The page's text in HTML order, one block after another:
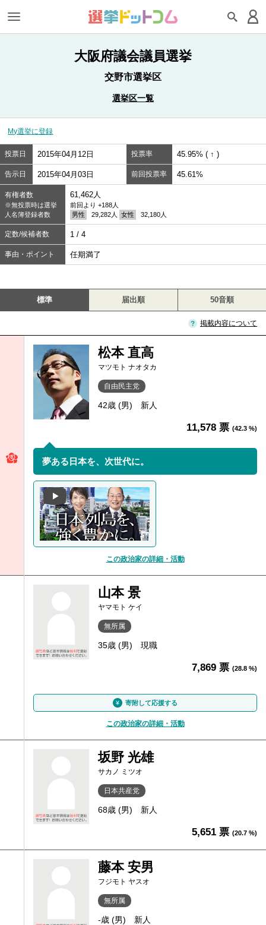
大阪府議会議員選挙
交野市選挙区
選挙区一覧
My選挙に登録
投票日 2015年04月12日 投票率 45.95% ( ↑ )
告示日 2015年04月03日 前回投票率 45.61%
有権者数
※無投票時は選挙
人名簿登録者数
61,462人
前回より +188人
男性
29,282人 女性 32,180人
定数/候補者数 1 / 4
事由・ポイント 任期満了
標準 届出順 50音順
掲載内容について
松本 直高
マツモト ナオタカ
自由民主党
42歳 (男) 新人
11,578 票 (42.3 %)
夢ある日本を、次世代に。
この政治家の詳細・活動
山本 景
ヤマモト ケイ
無所属
35歳 (男) 現職
7,869 票 (28.8 %)
寄附して応援する
この政治家の詳細・活動
坂野 光雄
サカノ ミツオ
日本共産党
68歳 (男) 新人
5,651 票 (20.7 %)
藤本 安男
フジモト ヤスオ
無所属
-歳 (男) 新人